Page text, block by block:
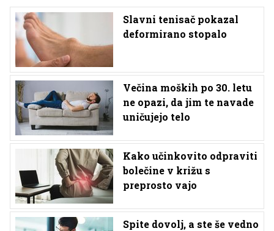
Slavni tenisač pokazal
deformirano stopalo
Večina moških po 30. letu
ne opazi, da jim te navade
uničujejo telo
Kako učinkovito odpraviti
bolečine v križu s
preprosto vajo
Spite dovolj, a ste še vedno